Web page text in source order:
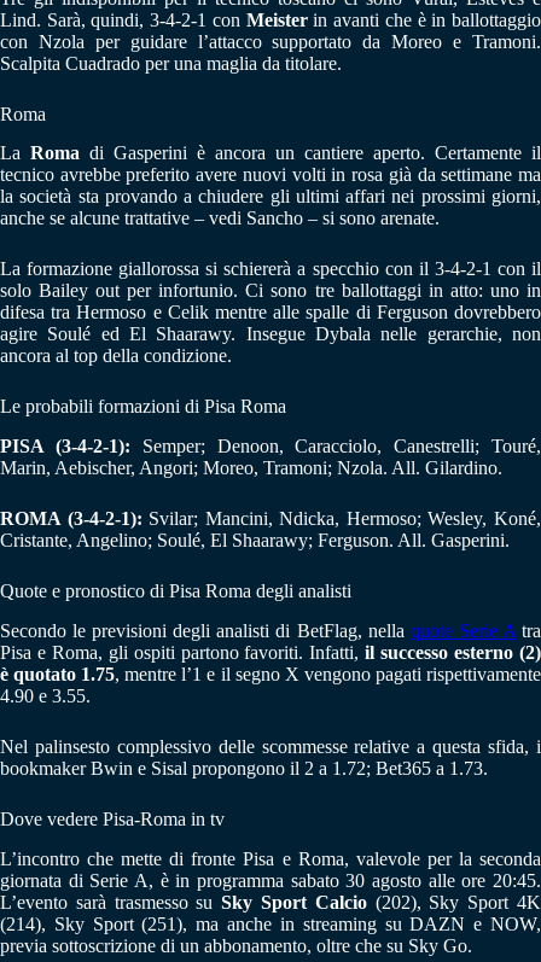
Lind. Sarà, quindi, 3-4-2-1 con Meisterin avanti che è in ballottaggio
con Nzola per guidare l’attacco supportato da Moreo e Tramoni.
Scalpita Cuadrado per una maglia da titolare.
Roma
La Roma di Gasperini è ancora un cantiere aperto. Certamente il
tecnico avrebbe preferito avere nuovi volti in rosa già da settimane ma
la società sta provando a chiudere gli ultimi affari nei prossimi giorni,
anche se alcune trattative – vedi Sancho – si sono arenate.
La formazione giallorossa si schiererà a specchio con il 3-4-2-1 con il
solo Bailey out per infortunio. Ci sono tre ballottaggi in atto: uno in
difesa tra Hermoso e Celik mentre alle spalle di Ferguson dovrebbero
agire Soulé ed El Shaarawy. Insegue Dybala nelle gerarchie, non
ancora al top della condizione.
Le probabili formazioni di Pisa Roma
PISA (3-4-2-1): Semper; Denoon, Caracciolo, Canestrelli; Touré,
Marin, Aebischer, Angori; Moreo, Tramoni; Nzola. All. Gilardino.
ROMA (3-4-2-1): Svilar; Mancini, Ndicka, Hermoso; Wesley, Koné,
Cristante, Angelino; Soulé, El Shaarawy; Ferguson. All. Gasperini.
Quote e pronostico di Pisa Roma degli analisti
Secondo le previsioni degli analisti di BetFlag, nella quote Serie A tra
Pisa e Roma, gli ospiti partono favoriti. Infatti,il successo esterno (2)
è quotato 1.75, mentre l’1 e il segno X vengono pagati rispettivamente
4.90 e 3.55.
Nel palinsesto complessivo delle scommesse relative a questa sfida, i
bookmaker Bwin e Sisal propongono il 2 a 1.72; Bet365 a 1.73.
Dove vedere Pisa-Roma in tv
L’incontro che mette di fronte Pisa e Roma, valevole per la seconda
giornata di Serie A, è in programma sabato 30 agosto alle ore 20:45.
L’evento sarà trasmesso suSky Sport Calcio(202), Sky Sport 4K
(214), Sky Sport (251), ma anche in streaming su DAZN e NOW,
previa sottoscrizione di un abbonamento, oltre che su Sky Go.